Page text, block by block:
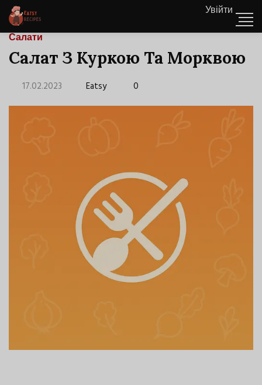
Увійти
Салати
Салат З Куркою Та Морквою
17.02.2023 Eatsy 0